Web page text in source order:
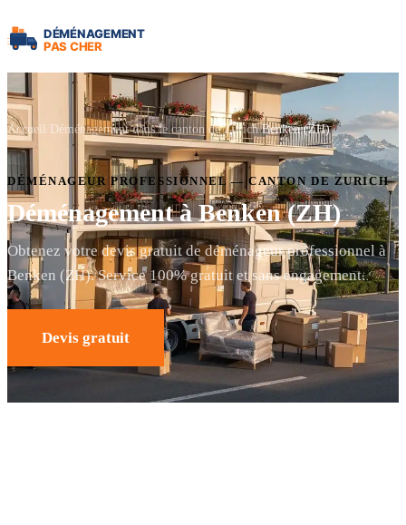
Accueil Déménagement dans le canton de Zurich Benken (ZH)
DÉMÉNAGEUR PROFESSIONNEL — CANTON DE ZURICH
Déménagement à Benken (ZH)
Obtenez votre devis gratuit de déménageur professionnel à
Benken (ZH). Service 100% gratuit et sans engagement.
Devis gratuit